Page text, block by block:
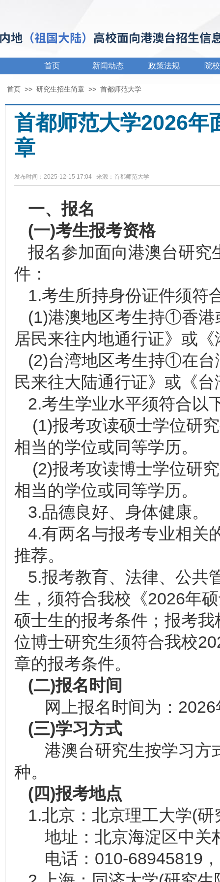
首页 新闻动态 政策法规 院
首页 >> 研究生招生简章 >> 首都师范大学
首都师范大学2026年
章
发布时间：2025-12-15 17:04 来源：首都师范大学
一、报名
(一)考生报考资格
报名参加面向港澳台研究
件：
1.考生所持身份证件须符
(1)港澳地区考生持①香
居民来往内地通行证》或
(2)台湾地区考生持①在
民来往大陆通行证》或《
2.考生学业水平须符合以
(1)报考攻读硕士学位研
相当的学位或同等学历。
(2)报考攻读博士学位研
相当的学位或同等学历。
3.品德良好、身体健康。
4.有两名与报考专业相关
推荐。
5.报考教育、法律、公共
生，须符合我校《2026年
硕士生的报考条件；报考
位博士研究生须符合我校
章的报考条件。
(二)报名时间
网上报名时间为：2026
(三)学习方式
港澳台研究生按学习方
种。
( 四)报考地点
1.北京：北京理工大学(
地址：北京海淀区中关
电话：010-68945819